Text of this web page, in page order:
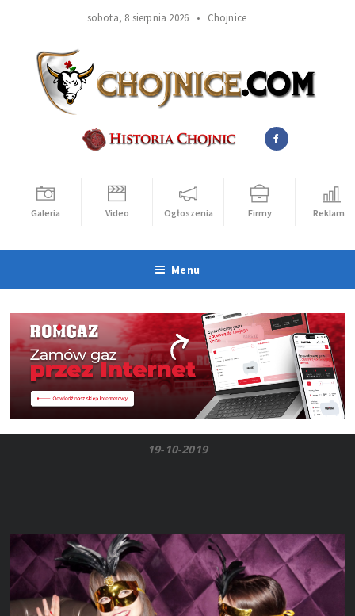
sobota, 8 sierpnia 2026 • Chojnice
Galeria Video Ogłoszenia Firmy Reklama
Menu
19-10-2019